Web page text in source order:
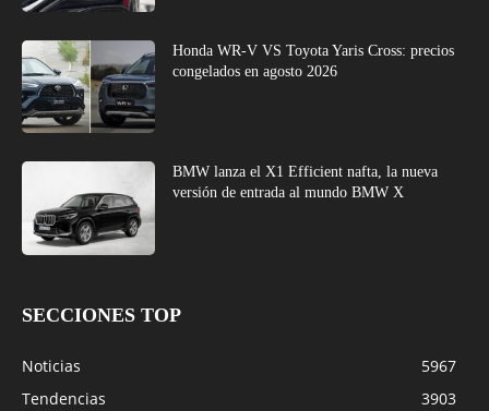
Honda WR-V VS Toyota Yaris Cross: precios
congelados en agosto 2026
BMW lanza el X1 Efficient nafta, la nueva
versión de entrada al mundo BMW X
SECCIONES TOP
Noticias
5967
Tendencias
3903